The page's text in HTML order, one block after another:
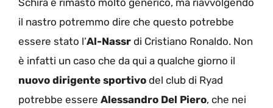
il nastro potremmo dire che questo potrebbe
essere stato l’Al-Nassr di Cristiano Ronaldo. Non
è infatti un caso che da qui a qualche giorno il
nuovo dirigente sportivo del club di Ryad
potrebbe essere Alessandro Del Piero, che nei